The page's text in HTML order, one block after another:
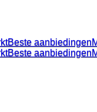
Beste aanbiedingen
Beste aanbiedingen